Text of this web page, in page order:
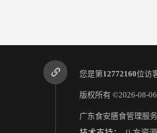
您是第12772160位访
版权所有 ©2026-08-06
广东食安膳食管理服